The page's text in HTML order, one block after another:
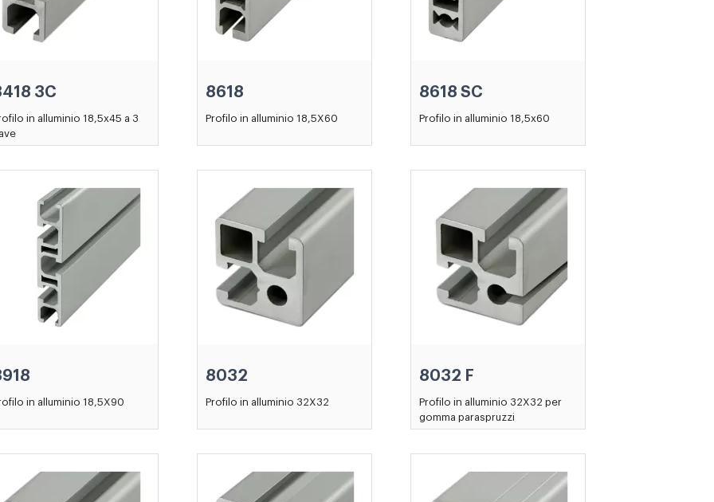
3C
in alluminio 18,5x45 a 3
8618
Profilo in alluminio 18,5X60
8618 SC
Profilo in alluminio 18,5x60
in alluminio 18,5X90
8032
Profilo in alluminio 32X32
8032 F
Profilo in alluminio 32X32 per
gomma paraspruzzi